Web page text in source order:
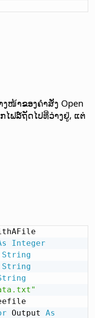
ໜ້າຂອງຄຳສັ່ງ Open
ໄຟລ໌ຖັດໄປທີ່ວ່າງຢູ່, ແຕ່
Integer
String
String
Output As